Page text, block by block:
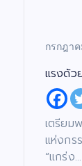
กรกฎาค
แรงด้ว
เตรียม
แห่งกร
“แกร่ง…